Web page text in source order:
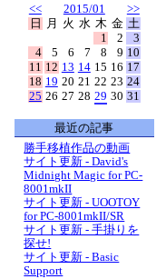
<<
2015/01
>>
日
月 火 水 木 金 土
1
2
3
4
5 6 7 8 9 10
11 12 13 14 15 16 17
18 19 20 21 22 23 24
25 26 27 28 29 30 31
最近の記事
勝手移植作品の動画
サイト更新 - David's
Midnight Magic for PC-
8001mkII
サイト更新 - UOOTOY
for PC-8001mkII/SR
サイト更新 - 手掛りを
探せ!
サイト更新 - Basic
Support